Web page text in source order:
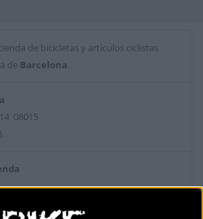
de bicicletas y artículos ciclistas
de Barcelona.
08015